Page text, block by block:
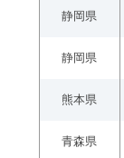
静岡県
静岡県
熊本県
青森県